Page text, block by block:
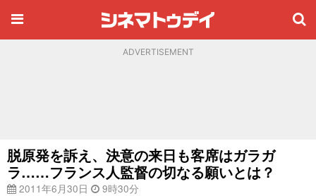
ADVERTISEMENT
脱原発を訴え、決意の来日も客席はガラガ
ラ……フランス人監督の切なる願いとは？
2011年6月30日 9時30分